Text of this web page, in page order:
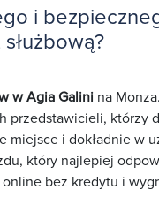
i
w Agia Galini na
przedstawicieli, którzy
miejsce i dokładnie w
który najlepiej
bez kredytu i